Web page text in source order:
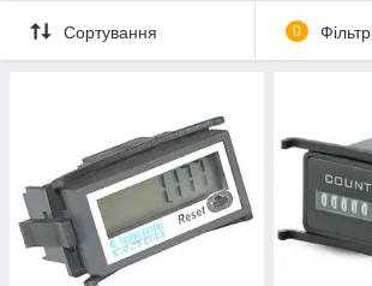
придбати цифровий лічильник
імпульсів — пристрій для
кількості подій.
характеристиками та замовляйте на
потрібно — проконсультуємо!
Контакти Перейти у
Сортування 0